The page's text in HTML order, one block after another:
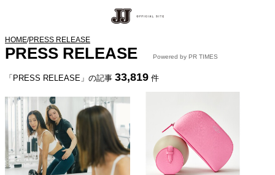
HOME/PRESS RELEASE
PRESS RELEASE Powered by PR TIMES
「PRESS RELEASE」の記事 33,819 件